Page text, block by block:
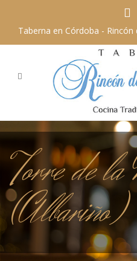
Taberna en Córdoba -
Torre de
(Albariño)